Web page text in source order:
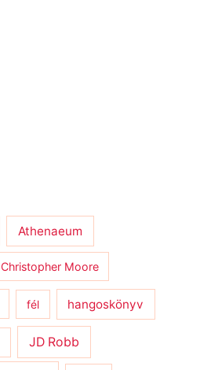
Athenaeum
Christopher Moore
fél hangoskönyv
JD Robb